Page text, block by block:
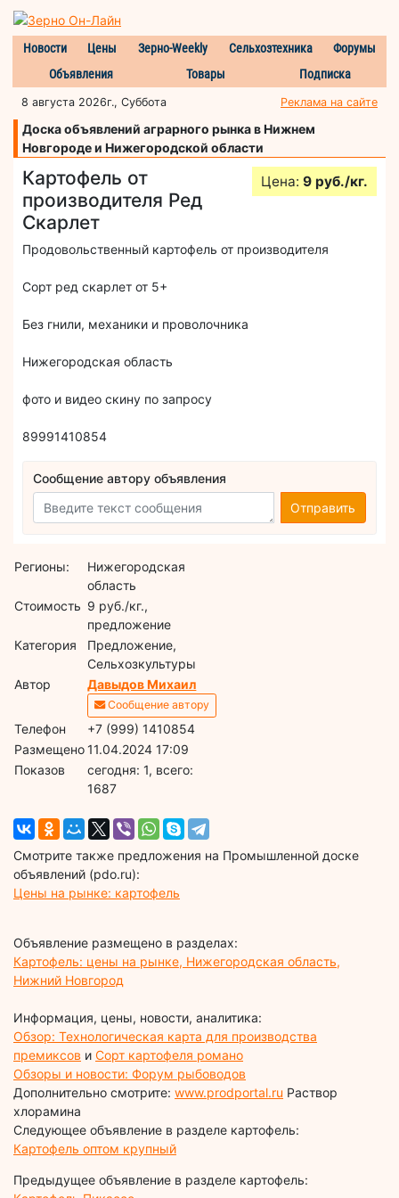
Новости Цены Зерно-Weekly Сельхозтехника
Форумы
Объявления
Товары Подписка
8 августа 2026г., Суббота Реклама на сайте
Доска объявлений аграрного рынка в Нижнем
Новгороде и Нижегородской области
Картофель от
производителя Ред
Скарлет
Цена: 9 руб./кг.
Продовольственный картофель от производителя
Сорт ред скарлет от 5+
Без гнили, механики и проволочника
Нижегородская область
фото и видео скину по запросу
89991410854
Сообщение автору объявления
Отправить
Регионы:
Нижегородская
область
Стоимость 9 руб./кг.,
предложение
Категория
Предложение,
Сельхозкультуры
Автор
Давыдов Михаил
Сообщение автору
Телефон
+7 (999) 1410854
Размещено11.04.2024 17:09
Показов
cегодня: 1, всего:
1687
Смотрите также предложения на Промышленной доске
объявлений (pdo.ru):
Цены на рынке: картофель
Объявление размещено в разделах:
Картофель: цены на рынке, Нижегородская область,
Нижний Новгород
Информация, цены, новости, аналитика:
Обзор: Технологическая карта для производства
премиксов и Сорт картофеля романо
Обзоры и новости: Форум рыбоводов
Дополнительно смотрите: www.prodportal.ru Раствор
хлорамина
Следующее объявление в разделе картофель:
Картофель оптом крупный
Предыдущее объявление в разделе картофель: